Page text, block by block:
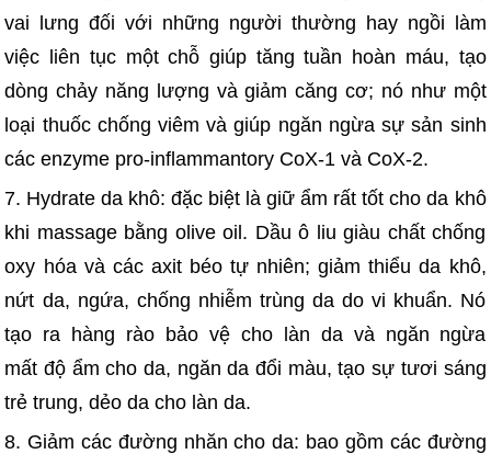
vai lưng đối với những người thường hay ngồi làm
việc liên tục một chỗ giúp tăng tuần hoàn máu, tạo
dòng chảy năng lượng và giảm căng cơ; nó như một
loại thuốc chống viêm và giúp ngăn ngừa sự sản sinh
các enzyme pro-inflammantory CoX-1 và CoX-2.
7. Hydrate da khô: đặc biệt là giữ ẩm rất tốt cho da khô
khi massage bằng olive oil. Dầu ô liu giàu chất chống
oxy hóa và các axit béo tự nhiên; giảm thiểu da khô,
nứt da, ngứa, chống nhiễm trùng da do vi khuẩn. Nó
tạo ra hàng rào bảo vệ cho làn da và ngăn ngừa
mất độ ẩm cho da, ngăn da đổi màu, tạo sự tươi sáng
trẻ trung, dẻo da cho làn da.
8. Giảm các đường nhăn cho da: bao gồm các đường